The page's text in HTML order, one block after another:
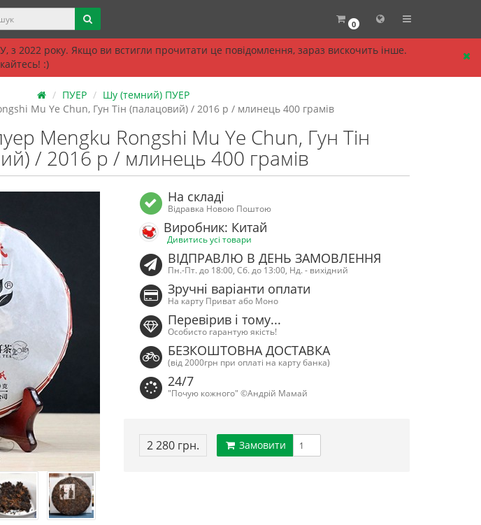
2022 року. Якщо ви встигли прочитати це повідомлення, зараз вискочить інше.
:)
0
ПУЕР
Шу (темний) ПУЕР
Mu Ye Chun, Гун Тін (палацовий) / 2016 р / млинець 400 грамів
Mengku Rongshi Mu Ye Chun, Гун Тін
/ 2016 р / млинець 400 грамів
На складі
Відравка Новою Поштою
Виробник: Китай
Дивитись усі товари
ВІДПРАВЛЮ В ДЕНЬ ЗАМОВЛЕННЯ
Пн.-Пт. до 18:00, Сб. до 13:00, Нд. - вихідний
Зручні варіанти оплати
На карту Приват або Моно
Перевірив і тому...
Особисто гарантую якість!
БЕЗКОШТОВНА ДОСТАВКА
(від 2000грн при оплаті на карту банка)
24/7
"Почую кожного" ©Андрій Мамай
2 280 грн. Замовити